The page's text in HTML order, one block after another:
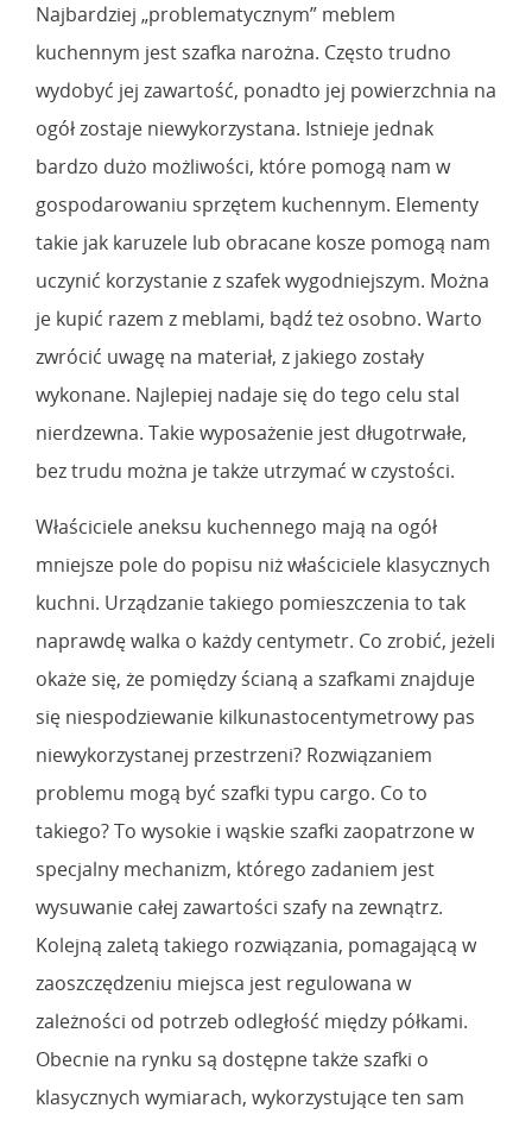
Najbardziej „problematycznym” meblem
kuchennym jest szafka narożna. Często trudno
wydobyć jej zawartość, ponadto jej powierzchnia na
ogół zostaje niewykorzystana. Istnieje jednak
bardzo dużo możliwości, które pomogą nam w
gospodarowaniu sprzętem kuchennym. Elementy
takie jak karuzele lub obracane kosze pomogą nam
uczynić korzystanie z szafek wygodniejszym. Można
je kupić razem z meblami, bądź też osobno. Warto
zwrócić uwagę na materiał, z jakiego zostały
wykonane. Najlepiej nadaje się do tego celu stal
nierdzewna. Takie wyposażenie jest długotrwałe,
bez trudu można je także utrzymać w czystości.
Właściciele aneksu kuchennego mają na ogół
mniejsze pole do popisu niż właściciele klasycznych
kuchni. Urządzanie takiego pomieszczenia to tak
naprawdę walka o każdy centymetr. Co zrobić, jeżeli
okaże się, że pomiędzy ścianą a szafkami znajduje
się niespodziewanie kilkunastocentymetrowy pas
niewykorzystanej przestrzeni? Rozwiązaniem
problemu mogą być szafki typu cargo. Co to
takiego? To wysokie i wąskie szafki zaopatrzone w
specjalny mechanizm, którego zadaniem jest
wysuwanie całej zawartości szafy na zewnątrz.
Kolejną zaletą takiego rozwiązania, pomagającą w
zaoszczędzeniu miejsca jest regulowana w
zależności od potrzeb odległość między półkami.
Obecnie na rynku są dostępne także szafki o
klasycznych wymiarach, wykorzystujące ten sam